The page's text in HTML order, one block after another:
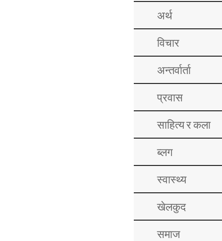
अर्थ
विचार
अन्तर्वार्ता
प्रवास
साहित्य र कला
ब्लग
स्वास्थ्य
खेलकुद
समाज